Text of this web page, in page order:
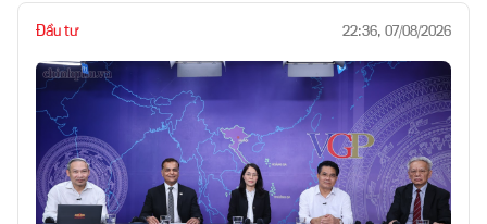
Đầu tư 22:36, 07/08/2026